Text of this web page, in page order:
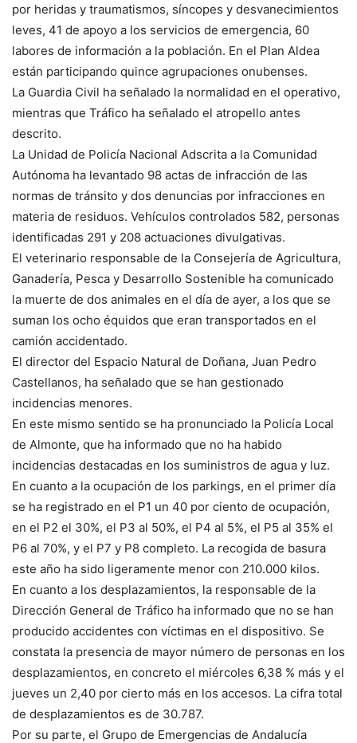
por heridas y traumatismos, síncopes y desvanecimientos
leves, 41 de apoyo a los servicios de emergencia, 60
labores de información a la población. En el Plan Aldea
están participando quince agrupaciones onubenses.
La Guardia Civil ha señalado la normalidad en el operativo,
mientras que Tráfico ha señalado el atropello antes
descrito.
La Unidad de Policía Nacional Adscrita a la Comunidad
Autónoma ha levantado 98 actas de infracción de las
normas de tránsito y dos denuncias por infracciones en
materia de residuos. Vehículos controlados 582, personas
identificadas 291 y 208 actuaciones divulgativas.
El veterinario responsable de la Consejería de Agricultura,
Ganadería, Pesca y Desarrollo Sostenible ha comunicado
la muerte de dos animales en el día de ayer, a los que se
suman los ocho équidos que eran transportados en el
camión accidentado.
El director del Espacio Natural de Doñana, Juan Pedro
Castellanos, ha señalado que se han gestionado
incidencias menores.
En este mismo sentido se ha pronunciado la Policía Local
de Almonte, que ha informado que no ha habido
incidencias destacadas en los suministros de agua y luz.
En cuanto a la ocupación de los parkings, en el primer día
se ha registrado en el P1 un 40 por ciento de ocupación,
en el P2 el 30%, el P3 al 50%, el P4 al 5%, el P5 al 35% el
P6 al 70%, y el P7 y P8 completo. La recogida de basura
este año ha sido ligeramente menor con 210.000 kilos.
En cuanto a los desplazamientos, la responsable de la
Dirección General de Tráfico ha informado que no se han
producido accidentes con víctimas en el dispositivo. Se
constata la presencia de mayor número de personas en los
desplazamientos, en concreto el miércoles 6,38 % más y el
jueves un 2,40 por cierto más en los accesos. La cifra total
de desplazamientos es de 30.787.
Por su parte, el Grupo de Emergencias de Andalucía